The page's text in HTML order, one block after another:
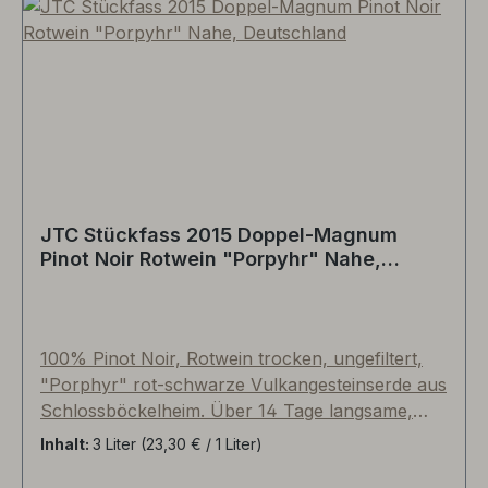
"Old Style-Sauvignons"! Lieferhinweis: solange
vorrätig, liefern wir zunächst die alte, abgebildete
JTC Stückfass 2015 Doppel-Magnum
Pinot Noir Rotwein "Porpyhr" Nahe,
100% Pinot Noir, Rotwein trocken, ungefiltert,
"Porphyr" rot-schwarze Vulkangesteinserde aus
Schlossböckelheim. Über 14 Tage langsame,
kühle Maischegärung mit Schalen, biologischer
Inhalt: 3 Liter (23,30 € / 1 Liter)